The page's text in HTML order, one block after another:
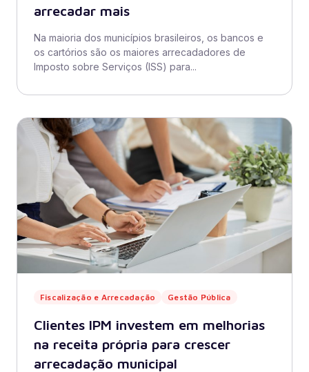
arrecadar mais
Na maioria dos municípios brasileiros, os bancos e
os cartórios são os maiores arrecadadores de
Imposto sobre Serviços (ISS) para...
Fiscalização e Arrecadação Gestão Pública
Clientes IPM investem em melhorias
na receita própria para crescer
arrecadação municipal